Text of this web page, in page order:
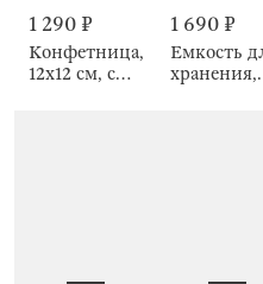
1 290 ₽
Конфетница,
12х12 см, с
1 690 ₽
Емкость
хранения,